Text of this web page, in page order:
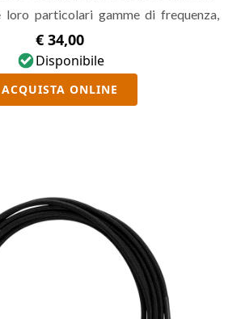
particolari gamme di frequenza,
jack affidabile e particolarmente
retro che ha segnato la storia del rock
€ 34,00
Disponibile
ACQUISTA ONLINE